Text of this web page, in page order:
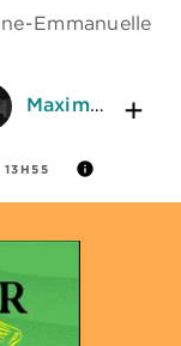
Emmanuelle
Maxime Baudouin
13H55 info